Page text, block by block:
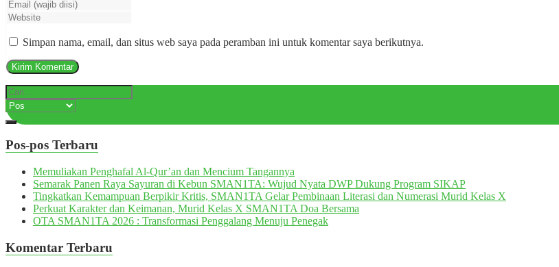
Simpan nama, email, dan situs web saya pada peramban ini untuk komentar saya berikutnya.
Pos-pos Terbaru
Memuliakan Penghafal Al-Qur’an dan Mencium Tangannya
Semarak Panen Raya Sayuran di Kebun SMAN1TA: Wujud Nyata DWP Dukung Program SIKAP
Tingkatkan Kemampuan Berpikir Kritis, SMAN1TA Gelar Pembinaan Literasi dan Numerasi Murid Kelas X
Perkuat Karakter dan Keimanan, Murid Kelas X SMAN1TA Doa Bersama
OTA SMAN1TA 2026 : Transformasi Penggalang Menuju Penegak
Komentar Terbaru